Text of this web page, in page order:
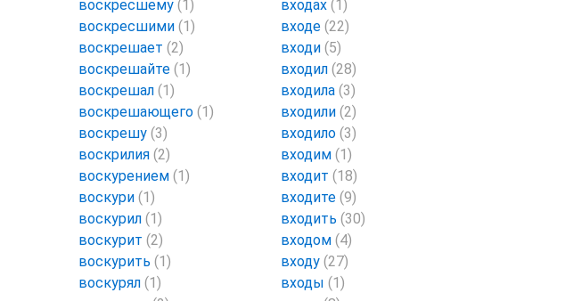
воскресшему (1)
воскресшими (1)
воскрешает (2)
воскрешайте (1)
воскрешал (1)
воскрешающего (1)
воскрешу (3)
воскрилия (2)
воскурением (1)
воскури (1)
воскурил (1)
воскурит (2)
воскурить (1)
воскурял (1)
входах (1)
входе (22)
входи (5)
входил (28)
входила (3)
входили (2)
входило (3)
входим (1)
входит (18)
входите (9)
входить (30)
входом (4)
входу (27)
входы (1)